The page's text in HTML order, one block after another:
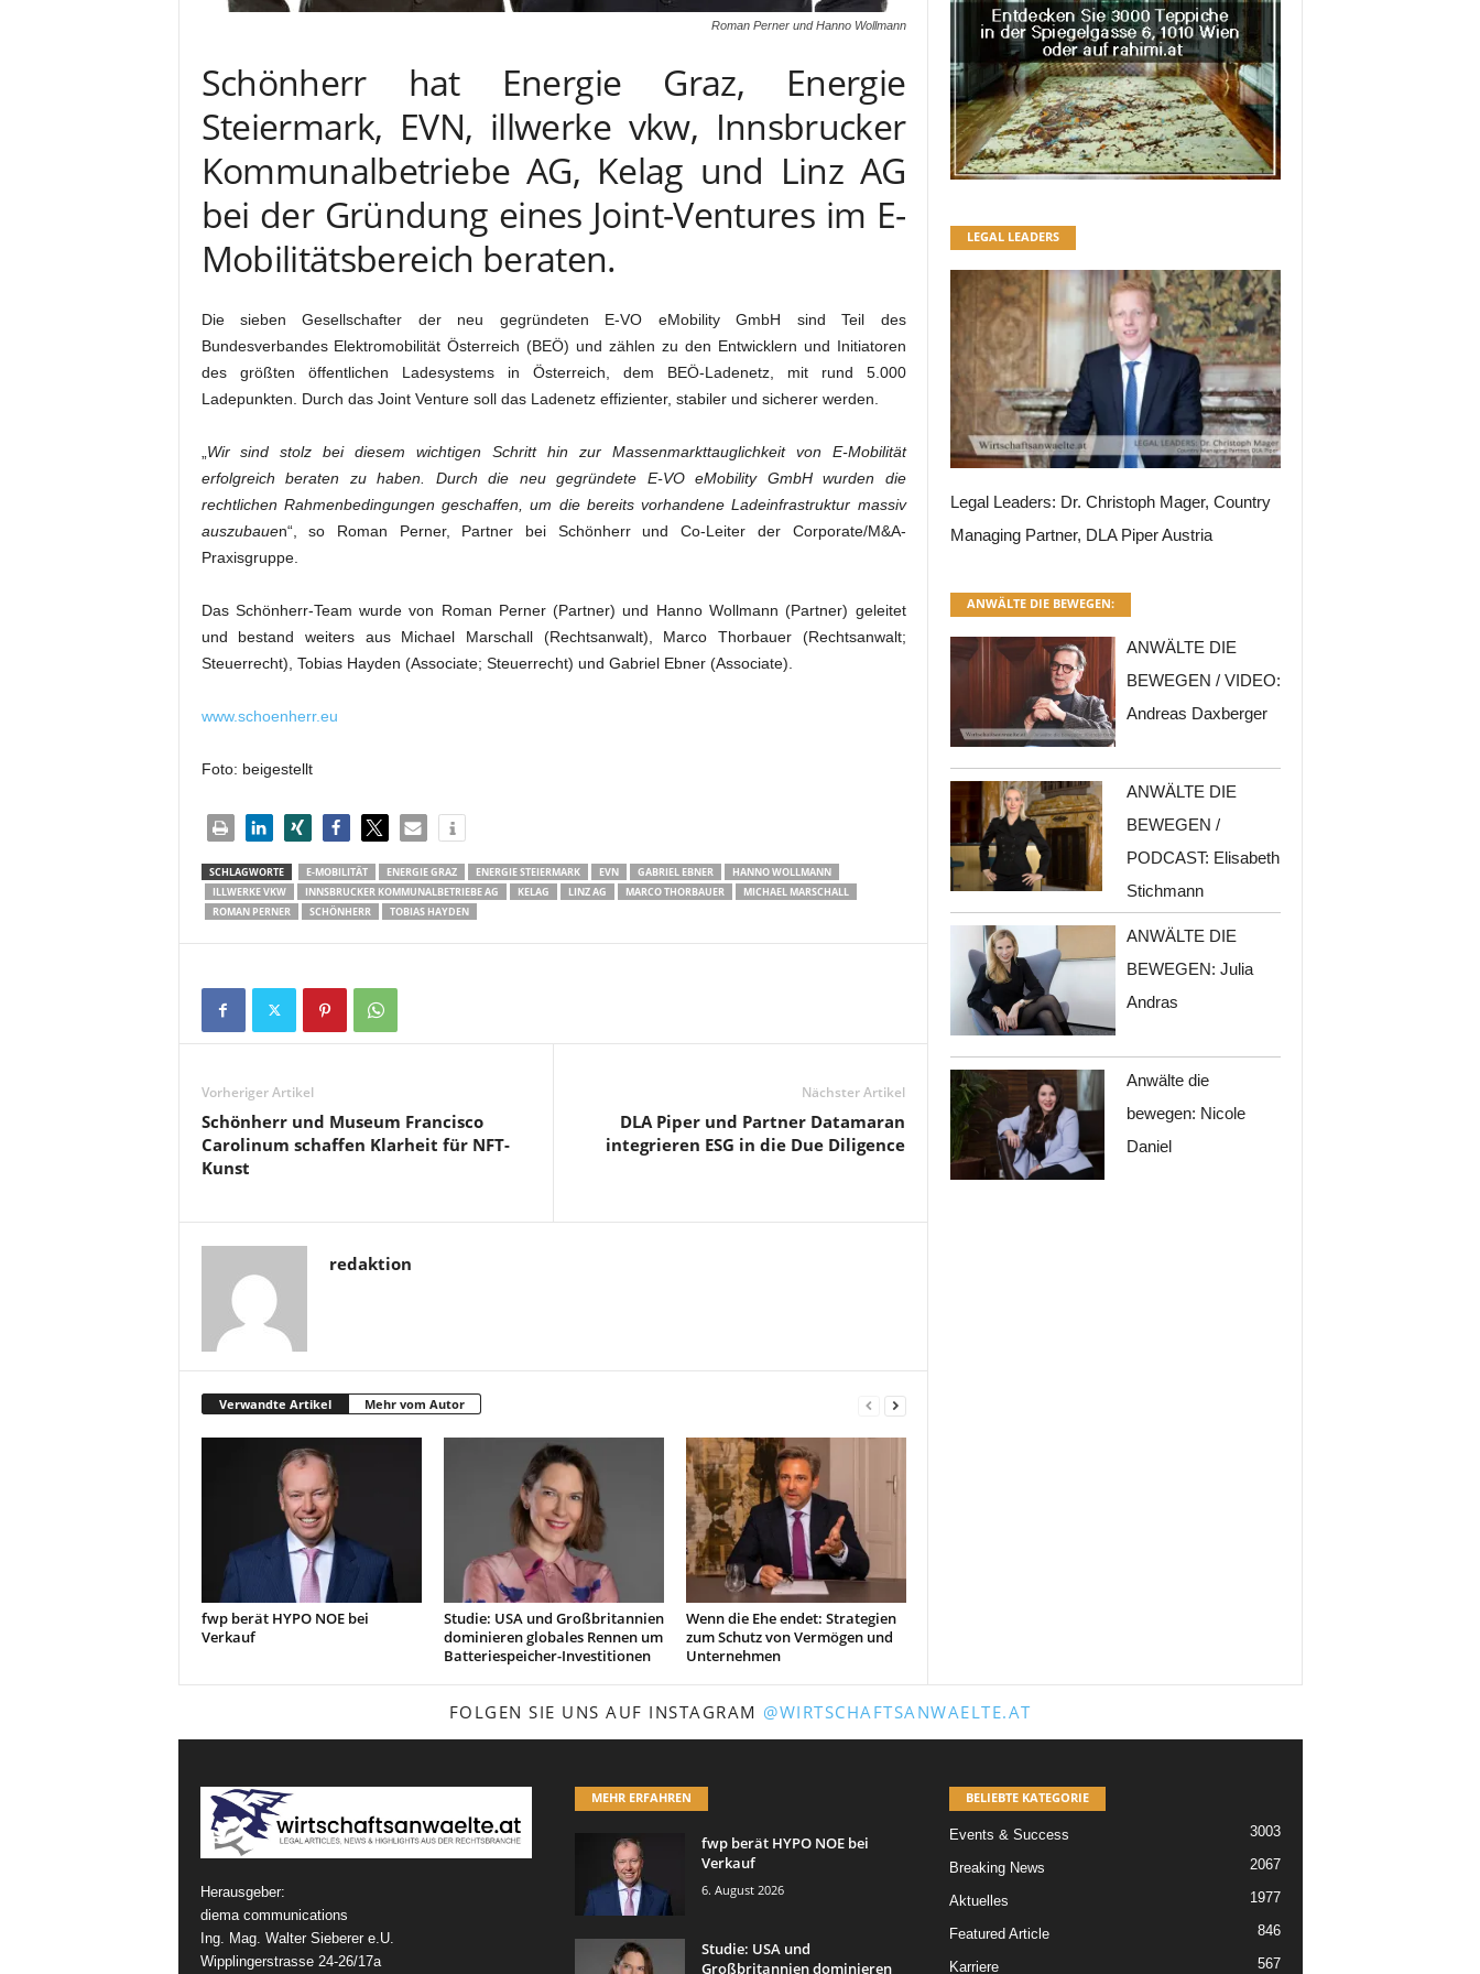
Roman Perner und Hanno Wollmann
Schönherr hat Energie Graz, Energie
Steiermark, EVN, illwerke vkw, Innsbrucker
Kommunalbetriebe AG, Kelag und Linz AG
bei der Gründung eines Joint-Ventures im E-
Mobilitätsbereich beraten.
Die sieben Gesellschafter der neu gegründeten E-VO eMobility GmbH sind Teil des
Bundesverbandes Elektromobilität Österreich (BEÖ) und zählen zu den Entwicklern und Initiatoren
des größten öffentlichen Ladesystems in Österreich, dem BEÖ-Ladenetz, mit rund 5.000
Ladepunkten. Durch das Joint Venture soll das Ladenetz effizienter, stabiler und sicherer werden.
Wir sind stolz bei diesem wichtigen Schritt hin zur Massenmarkttauglichkeit von E-Mobilität
erfolgreich beraten zu haben. Durch die neu gegründete E-VO eMobility GmbH wurden die
rechtlichen Rahmenbedingungen geschaffen, um die bereits vorhandene Ladeinfrastruktur massiv
auszubauen“, so Roman Perner, Partner bei Schönherr und Co-Leiter der Corporate/M&A-
Praxisgruppe.
Das Schönherr-Team wurde von Roman Perner (Partner) und Hanno Wollmann (Partner) geleitet
und bestand weiters aus Michael Marschall (Rechtsanwalt), Marco Thorbauer (Rechtsanwalt;
Steuerrecht), Tobias Hayden (Associate; Steuerrecht) und Gabriel Ebner (Associate).
www.schoenherr.eu
Foto: beigestellt
SCHLAGWORTE E-MOBILITÄT ENERGIE GRAZ ENERGIE STEIERMARK EVN GABRIEL EBNER
HANNO WOLLMANN
ILLWERKE VKW
INNSBRUCKER KOMMUNALBETRIEBE AG KELAG LINZ AG MARCO THORBAUER
MICHAEL MARSCHALL
ROMAN PERNER
SCHÖNHERR TOBIAS HAYDEN
Vorheriger Artikel
Schönherr und Museum Francisco
Carolinum schaffen Klarheit für NFT-
Kunst
Nächster Artikel
DLA Piper und Partner Datamaran
integrieren ESG in die Due Diligence
redaktion
Verwandte Artikel Mehr vom Autor
fwp berät HYPO NOE bei
Verkauf
Studie: USA und Großbritannien
dominieren globales Rennen um
Batteriespeicher-Investitionen
Wenn die Ehe endet: Strategien
zum Schutz von Vermögen und
Unternehmen
LEGAL LEADERS
Legal Leaders: Dr. Christoph Mager, Country
Managing Partner, DLA Piper Austria
ANWÄLTE DIE BEWEGEN:
ANWÄLTE DIE
BEWEGEN / VIDEO:
Andreas Daxberger
ANWÄLTE DIE
BEWEGEN /
PODCAST: Elisabeth
Stichmann
ANWÄLTE DIE
BEWEGEN: Julia
Andras
Anwälte die
bewegen: Nicole
Daniel
FOLGEN SIE UNS AUF INSTAGRAM @WIRTSCHAFTSANWAELTE.AT
Herausgeber:
diema communications
Ing. Mag. Walter Sieberer e.U.
Wipplingerstrasse 24-26/17a
MEHR ERFAHREN
fwp berät HYPO NOE bei
Verkauf
6. August 2026
Studie: USA und
Großbritannien dominieren
BELIEBTE KATEGORIE
Events & Success 3003
Breaking News 2067
Aktuelles 1977
Featured Article 846
Karriere 567